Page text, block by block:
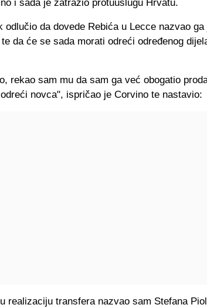
i sada je zatražio protuuslugu Hrvatu.
odlučio da dovede Rebića u Lecce nazvao ga
da će se sada morati odreći određenog
rekao sam mu da sam ga već obogatio
novca", ispričao je Corvino te nastavio:
realizaciju transfera nazvao sam Stefana